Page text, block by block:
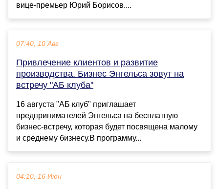
вице-премьер Юрий Борисов....
07:40, 10 Авг
Привлечение клиентов и развитие
производства. Бизнес Энгельса зовут на
встречу "АБ клуба"
16 августа "АБ клуб" приглашает
предпринимателей Энгельса на бесплатную
бизнес-встречу, которая будет посвящена малому
и среднему бизнесу.В программу...
04:10, 16 Июн